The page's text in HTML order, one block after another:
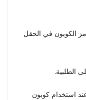
الكوبون في الحقل
عند استخدام كوبون